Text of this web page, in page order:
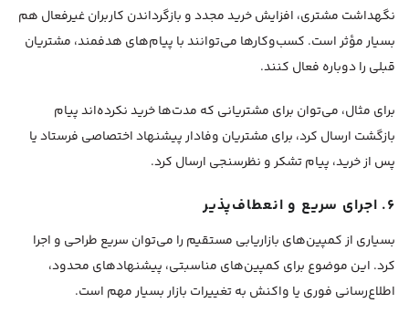
نگهداشت مشتری، افزایش خرید مجدد و بازگرداندن کاربران غیرفعال هم
بسیار مؤثر است. کسب‌وکارها می‌توانند با پیام‌های هدفمند، مشتریان
قبلی را دوباره فعال کنند.
برای مثال، می‌توان برای مشتریانی که مدت‌ها خرید نکرده‌اند پیام
بازگشت ارسال کرد، برای مشتریان وفادار پیشنهاد اختصاصی فرستاد یا
پس از خرید، پیام تشکر و نظرسنجی ارسال کرد.
۶. اجرای سریع و انعطاف‌پذیر
بسیاری از کمپین‌های بازاریابی مستقیم را می‌توان سریع طراحی و اجرا
کرد. این موضوع برای کمپین‌های مناسبتی، پیشنهادهای محدود،
اطلاع‌رسانی فوری یا واکنش به تغییرات بازار بسیار مهم است.